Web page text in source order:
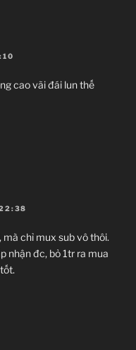
cao vãi đái lun thế
mà chỉ mux sub vô thôi.
nhận đc, bỏ 1tr ra mua